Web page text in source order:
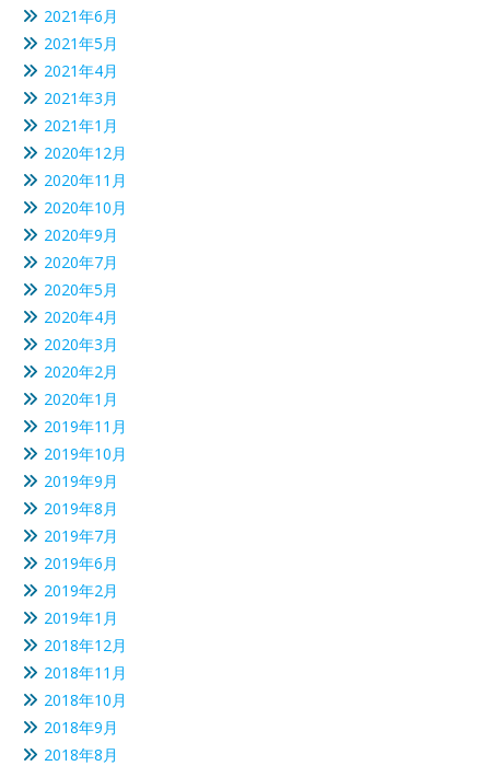
2021年6月
2021年5月
2021年4月
2021年3月
2021年1月
2020年12月
2020年11月
2020年10月
2020年9月
2020年7月
2020年5月
2020年4月
2020年3月
2020年2月
2020年1月
2019年11月
2019年10月
2019年9月
2019年8月
2019年7月
2019年6月
2019年2月
2019年1月
2018年12月
2018年11月
2018年10月
2018年9月
2018年8月